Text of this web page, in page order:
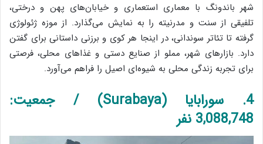
شهر باندونگ با معماری استعماری و خیابان‌های پهن و درختی،
تلفیقی از سنت و مدرنیته را به نمایش می‌گذارد. از موزه ژئولوژی
گرفته تا تئاتر سوندانی، در اینجا هر کوی و برزنی داستانی برای گفتن
دارد. بازارهای شهر، مملو از صنایع دستی و غذاهای محلی، فرصتی
برای تجربه زندگی محلی به شیوه‌ای اصیل را فراهم می‌آورد.
4. سورابایا (Surabaya) / جمعیت:
3,088,748 نفر